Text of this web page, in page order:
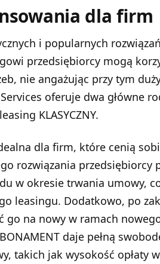
dla firm
i popularnych
przedsiębiorcy mogą
nie angażując przy tym
oferuje dwa główne
KLASYCZNY.
dla firm, które cenią
rozwiązania przedsiębiorcy
w okresie trwania umowy,
leasingu. Dodatkowo, po
go na nowy w ramach
daje pełną
takich jak wysokość opłaty